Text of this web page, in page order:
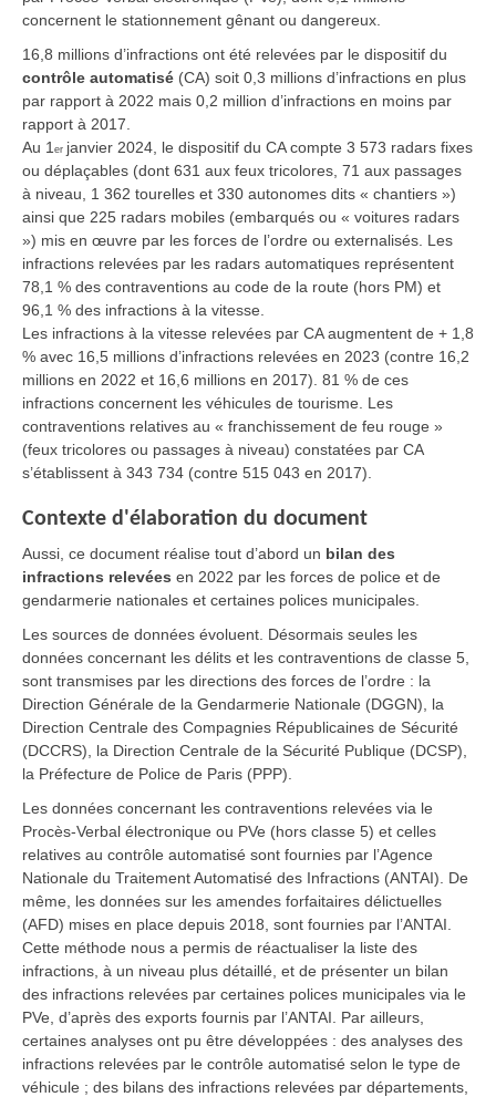
concernent le stationnement gênant ou dangereux.
16,8 millions d’infractions ont été relevées par le dispositif du
contrôle automatisé (CA) soit 0,3 millions d’infractions en plus
par rapport à 2022 mais 0,2 million d’infractions en moins par
rapport à 2017.
Au 1 er janvier 2024, le dispositif du CA compte 3 573 radars fixes
ou déplaçables (dont 631 aux feux tricolores, 71 aux passages
à niveau, 1 362 tourelles et 330 autonomes dits « chantiers »)
ainsi que 225 radars mobiles (embarqués ou « voitures radars
») mis en œuvre par les forces de l’ordre ou externalisés. Les
infractions relevées par les radars automatiques représentent
78,1 % des contraventions au code de la route (hors PM) et
96,1 % des infractions à la vitesse.
Les infractions à la vitesse relevées par CA augmentent de + 1,8
% avec 16,5 millions d’infractions relevées en 2023 (contre 16,2
millions en 2022 et 16,6 millions en 2017). 81 % de ces
infractions concernent les véhicules de tourisme. Les
contraventions relatives au « franchissement de feu rouge »
(feux tricolores ou passages à niveau) constatées par CA
s’établissent à 343 734 (contre 515 043 en 2017).
Contexte d'élaboration du document
Aussi, ce document réalise tout d’abord un bilan des
infractions relevées en 2022 par les forces de police et de
gendarmerie nationales et certaines polices municipales.
Les sources de données évoluent. Désormais seules les
données concernant les délits et les contraventions de classe 5,
sont transmises par les directions des forces de l’ordre : la
Direction Générale de la Gendarmerie Nationale (DGGN), la
Direction Centrale des Compagnies Républicaines de Sécurité
(DCCRS), la Direction Centrale de la Sécurité Publique (DCSP),
la Préfecture de Police de Paris (PPP).
Les données concernant les contraventions relevées via le
Procès-Verbal électronique ou PVe (hors classe 5) et celles
relatives au contrôle automatisé sont fournies par l’Agence
Nationale du Traitement Automatisé des Infractions (ANTAI). De
même, les données sur les amendes forfaitaires délictuelles
(AFD) mises en place depuis 2018, sont fournies par l’ANTAI.
Cette méthode nous a permis de réactualiser la liste des
infractions, à un niveau plus détaillé, et de présenter un bilan
des infractions relevées par certaines polices municipales via le
PVe, d’après des exports fournis par l’ANTAI. Par ailleurs,
certaines analyses ont pu être développées : des analyses des
infractions relevées par le contrôle automatisé selon le type de
véhicule ; des bilans des infractions relevées par départements,